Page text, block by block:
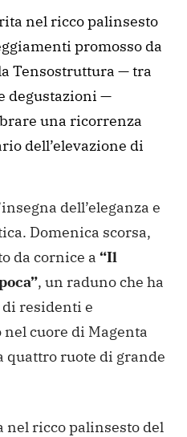
nel ricco palinsesto
promosso da
Tensostruttura — tra
degustazioni —
una ricorrenza
dell’elevazione di
dell’eleganza e
Domenica scorsa,
da cornice a “Il
, un raduno che ha
di residenti e
cuore di Magenta
ruote di grande
nel ricco palinsesto del